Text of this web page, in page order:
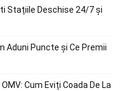
Stațiile Deschise 24/7 și
Aduni Puncte și Ce Premii
Cum Eviți Coada De La